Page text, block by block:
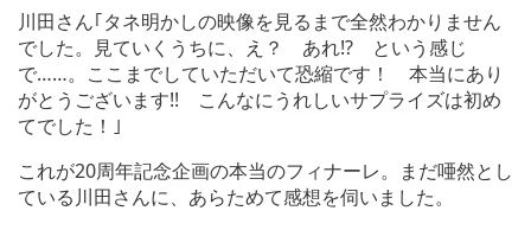
川田さん｢タネ明かしの映像を見るまで全然わかりません
でした。見ていくうちに、え？ あれ!? という感じ
で……。ここまでしていただいて恐縮です！ 本当にあり
がとうございます!! こんなにうれしいサプライズは初め
てでした！｣
これが20周年記念企画の本当のフィナーレ。まだ唖然とし
ている川田さんに、あらためて感想を伺いました。